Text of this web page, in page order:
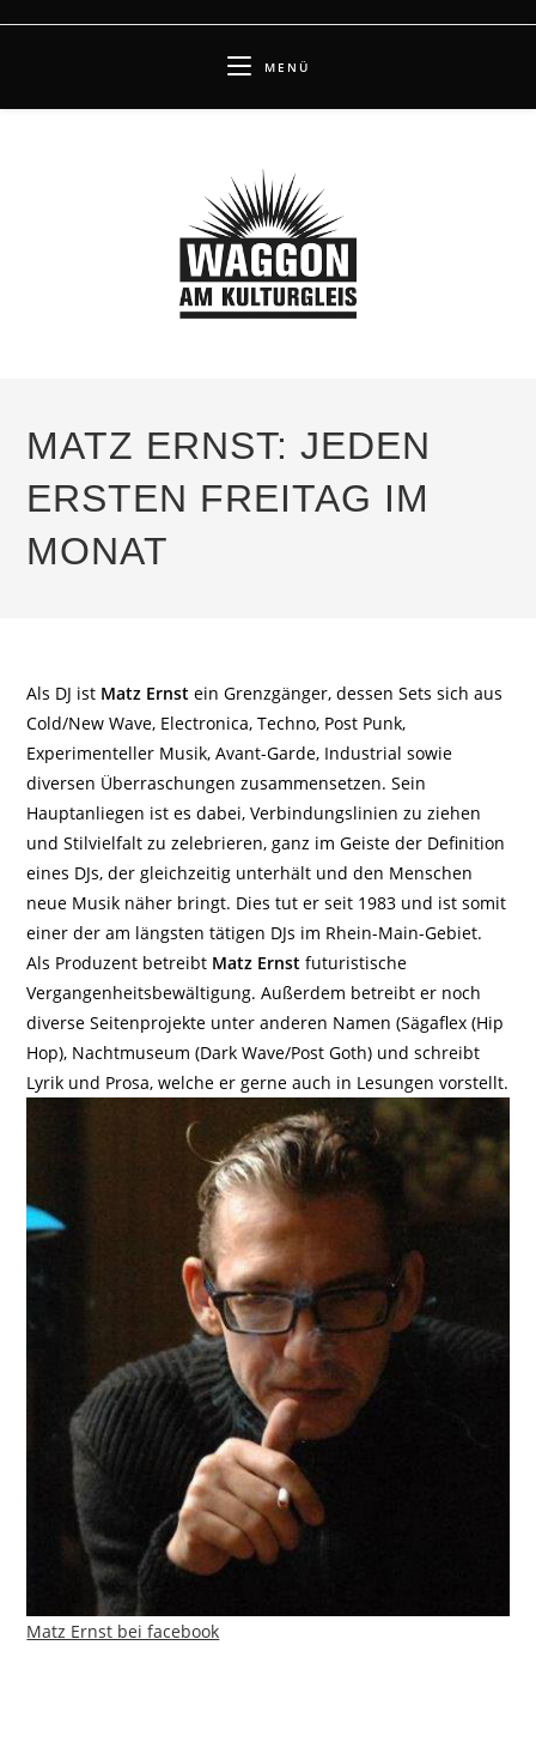
MENÜ
MATZ ERNST: JEDEN
ERSTEN FREITAG IM
MONAT
Als DJ ist Matz Ernst ein Grenzgänger, dessen Sets sich aus
Cold/New Wave, Electronica, Techno, Post Punk,
Experimenteller Musik, Avant-Garde, Industrial sowie
diversen Überraschungen zusammensetzen. Sein
Hauptanliegen ist es dabei, Verbindungslinien zu ziehen
und Stilvielfalt zu zelebrieren, ganz im Geiste der Definition
eines DJs, der gleichzeitig unterhält und den Menschen
neue Musik näher bringt. Dies tut er seit 1983 und ist somit
einer der am längsten tätigen DJs im Rhein-Main-Gebiet.
Als Produzent betreibt Matz Ernst futuristische
Vergangenheitsbewältigung. Außerdem betreibt er noch
diverse Seitenprojekte unter anderen Namen (Sägaflex (Hip
Hop), Nachtmuseum (Dark Wave/Post Goth) und schreibt
Lyrik und Prosa, welche er gerne auch in Lesungen vorstellt.
Matz Ernst bei facebook